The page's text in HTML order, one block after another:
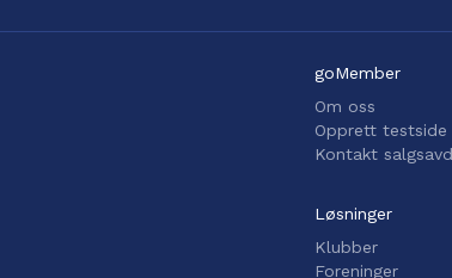
goMember
Om oss
Opprett testside
Kontakt
Løsninger
Klubber
Foreninger